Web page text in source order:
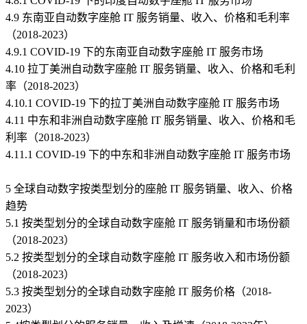
4.9 东南亚自动数字座舱 IT 服务销量、收入、价格和毛利率
（2018-2023）
4.9.1 COVID-19 下的东南亚自动数字座舱 IT 服务市场
4.10 拉丁美洲自动数字座舱 IT 服务销量、收入、价格和毛利
率（2018-2023）
4.10.1 COVID-19 下的拉丁美洲自动数字座舱 IT 服务市场
4.11 中东和非洲自动数字座舱 IT 服务销量、收入、价格和毛
利率（2018-2023）
4.11.1 COVID-19 下的中东和非洲自动数字座舱 IT 服务市场
5 全球自动数字按类型划分的座舱 IT 服务销量、收入、价格
趋势
5.1 按类型划分的全球自动数字座舱 IT 服务销量和市场份额
（2018-2023）
5.2 按类型划分的全球自动数字座舱 IT 服务收入和市场份额
（2018-2023）
5.3 按类型划分的全球自动数字座舱 IT 服务价格（2018-
2023）